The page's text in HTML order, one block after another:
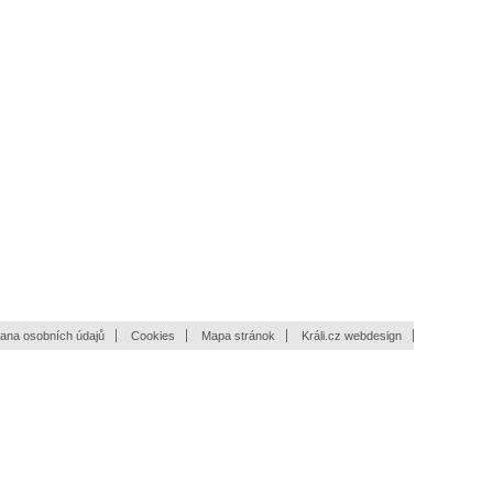
osobních údajů Cookies Mapa stránok Králi.cz webdesign